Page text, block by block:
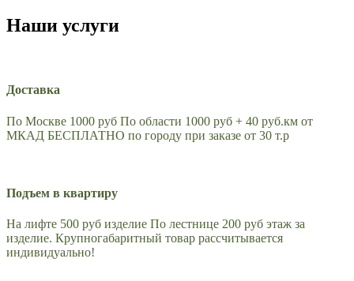
Наши услуги
Доставка
По Москве 1000 руб По области 1000 руб + 40 руб.км от
МКАД БЕСПЛАТНО по городу при заказе от 30 т.р
Подъем в квартиру
На лифте 500 руб изделие По лестнице 200 руб этаж за
изделие. Крупногабаритный товар рассчитывается
индивидуально!